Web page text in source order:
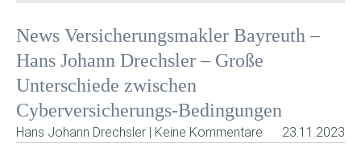
News Versicherungsmakler Bayreuth –
Hans Johann Drechsler – Große
Unterschiede zwischen
Cyberversicherungs-Bedingungen
Hans Johann Drechsler | Keine Kommentare 23.11.2023